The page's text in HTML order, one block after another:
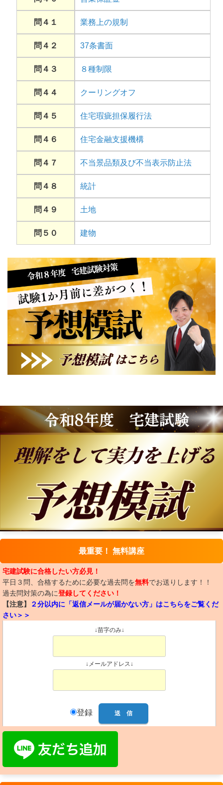
問４１ 業務上の規制
問４２ 37条書面
問４３ ８種制限
問４４ クーリングオフ
問４５ 住宅瑕疵担保履行法
問４６ 住宅金融支援機構
問４７ 不当景品類及び不当表示防止法
問４８ 統計
問４９ 土地
問５０ 建物
最重要！ 無料講座
宅建試験に合格したい方必見！
平日３問、合格するために必要な過去問を無料でお送りします！！
過去問対策の為に登録してください！
【注意】
２分以内に「返信メールが届かない方」はこちらをご覧くだ
さい＞＞
↓苗字のみ↓
↓メールアドレス↓
登録